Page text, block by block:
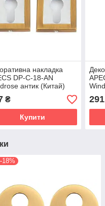
накладка
DP-C-18-AN
антик (Китай)
₴
Купити
291